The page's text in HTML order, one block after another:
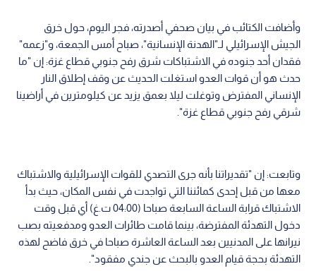
وأضافت الكتائب في بيان صحفي أصدرته، فجر اليوم، حول خرق
الجيش الإسرائيلي لـ"الهدنة الإنسانية"، صباح أمس الجمعة، و"زعمه"
فقدان أحد جنوده في الاشتباكات شرق رفح جنوبي قطاع غزة: إن "ما
حدث هو أن قوات العدو استغلت الحديث عن وقف إطلاق النار
الإنساني المفترض وتوغلت ليلا بعمق يزيد عن كيلومترين في أراضينا
شرقي رفح جنوبي قطاع غزة".
وتابعت: إن "تقديراتنا بأنه جرى التصدي للقوات الإسرائيلية والاشتباك
معها من قبل إحدى كمائننا التي تواجدت في نفس المكان، حيث بدأ
الاشتباك قرابة الساعة السابعة صباحا (04:00 ت.غ) أي قبل وقت
دخول التهدئة المفترضة، بينما قامت طائرات العدو ومدفعيته بصب
نيرانها على المدنيين بعد الساعة العاشرة صباحا في خرق فاضح لهذه
التهدئة بحجة قيام العدو بالبحث عن جندي مفقود".